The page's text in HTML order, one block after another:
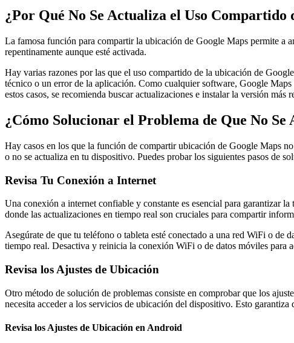
¿Por Qué No Se Actualiza el Uso Compartido
La famosa función para compartir la ubicación de Google Maps permite a
repentinamente aunque esté activada.
Hay varias razones por las que el uso compartido de la ubicación de
técnico o un error de la aplicación. Como cualquier software, Google
estos casos, se recomienda buscar actualizaciones e instalar la versión
¿Cómo Solucionar el Problema de Que No
Hay casos en los que la función de compartir ubicación de Google Maps
o no se actualiza en tu dispositivo. Puedes probar los siguientes pasos de
Revisa Tu Conexión a Internet
Una conexión a internet confiable y constante es esencial para garantizar
donde las actualizaciones en tiempo real son cruciales para compartir
Asegúrate de que tu teléfono o tableta esté conectado a una red WiFi o
tiempo real. Desactiva y reinicia la conexión WiFi o de datos móviles para
Revisa los Ajustes de Ubicación
Otro método de solución de problemas consiste en comprobar que los
necesita acceder a los servicios de ubicación del dispositivo. Esto
Revisa los Ajustes de Ubicación en Android